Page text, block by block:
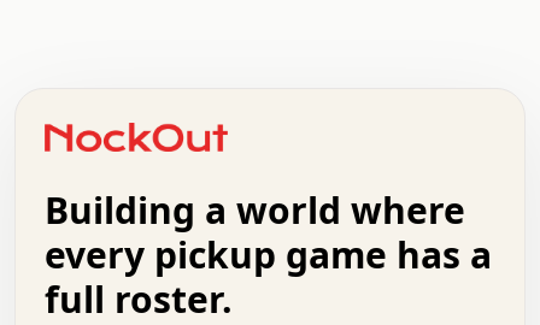
+   .   .   .   .   .   .   .   .   .   +   .   .
.   .   .   .   .   .   .   .   .   .   .   :   .
.   .   .   .   +   .   .   .   .   .   .   .   +
.   :   .   .   .   .   .   .   .   .   o   .   .
.   .   x   .   .   .   .   .   .   :   .   .   o
.   .   .   .   :   .   .   .   .   o   .   .   .
Building a world where
every pickup game has a
full roster.